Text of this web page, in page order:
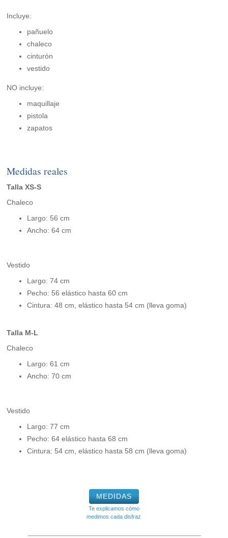
Incluye:
pañuelo
chaleco
cinturón
vestido
NO incluye:
maquillaje
pistola
zapatos
Medidas reales
Talla XS-S
Chaleco
Largo: 56 cm
Ancho: 64 cm
Vestido
Largo: 74 cm
Pecho: 56 elástico hasta 60 cm
Cintura: 48 cm, elástico hasta 54 cm (lleva goma)
Talla M-L
Chaleco
Largo: 61 cm
Ancho: 70 cm
Vestido
Largo: 77 cm
Pecho: 64 elástico hasta 68 cm
Cintura: 54 cm, elástico hasta 58 cm (lleva goma)
MEDIDAS
Te explicamos cómo
medimos cada disfraz